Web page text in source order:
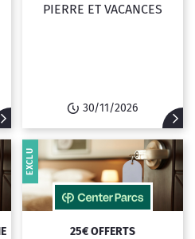
PIERRE ET VACANCES
30/11/2026
25€ OFFERTS
EXCLU